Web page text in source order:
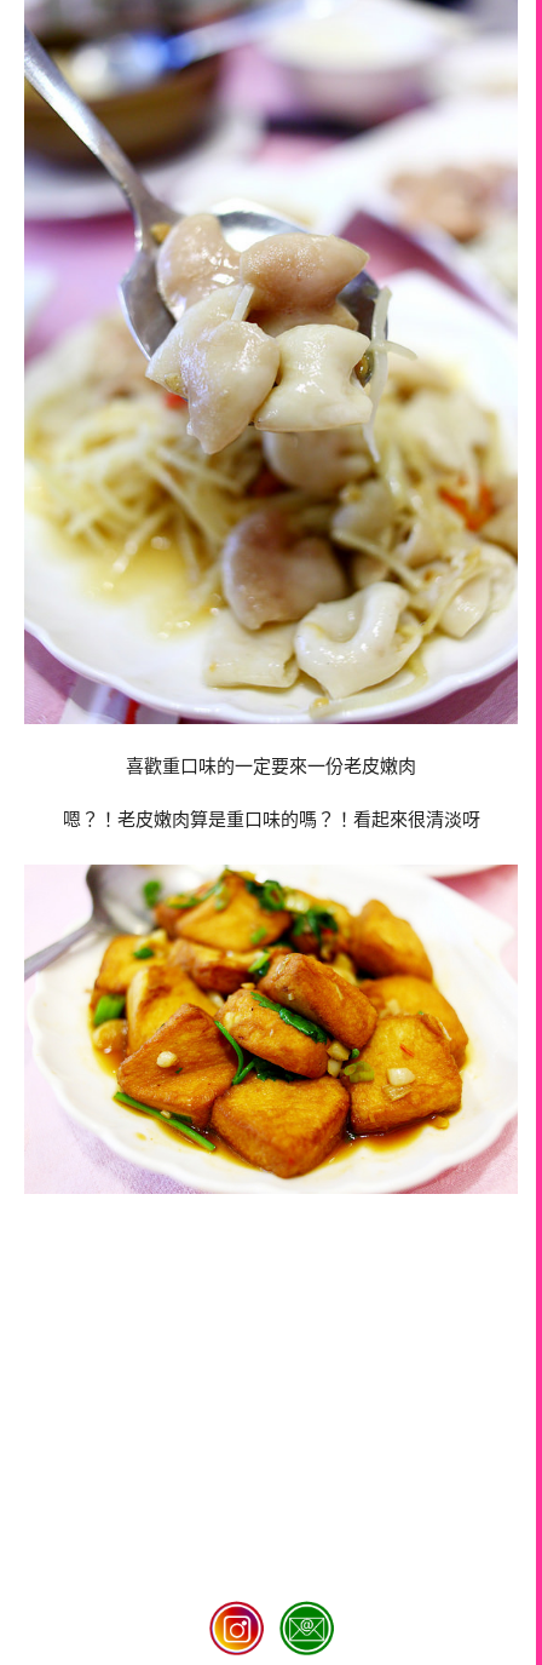
喜歡重口味的一定要來一份老皮嫩肉
嗯？！老皮嫩肉算是重口味的嗎？！看起來很清淡呀